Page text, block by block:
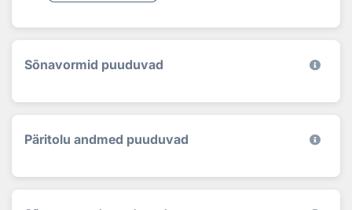
Sõnavormid puuduvad
Päritolu andmed puuduvad